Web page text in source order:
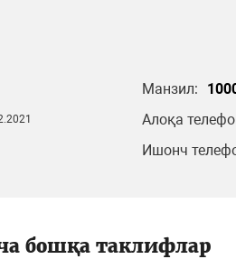
Манзил:
Алоқа
Ишонч
бошқа таклифлар